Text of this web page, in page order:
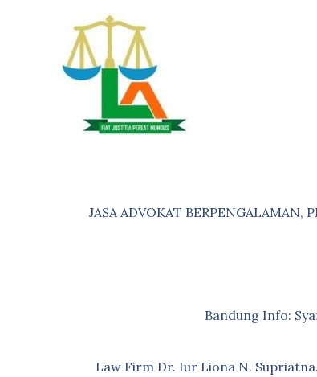
JASA ADVOKAT BERPENGALAMAN,
Bandung Info:
Law Firm Dr. Iur Liona N.